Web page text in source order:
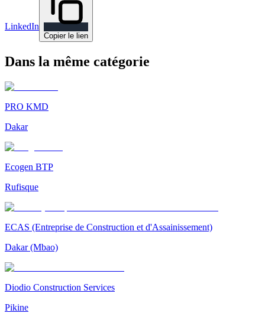
LinkedIn
Copier le lien
Dans la même catégorie
PRO KMD
Dakar
Ecogen BTP
Rufisque
ECAS (Entreprise de Construction et d'Assainissement)
Dakar (Mbao)
Diodio Construction Services
Pikine